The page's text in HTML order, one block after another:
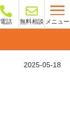
電話 無料相談 メニュー
2025-05-18